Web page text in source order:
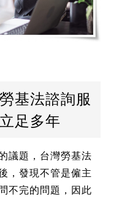
基法諮詢服
足多年
議題，台灣勞基法
，發現不管是僱主
不完的問題，因此